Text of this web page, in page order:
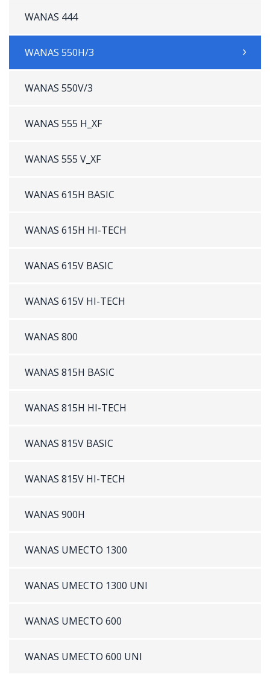
WANAS 444
WANAS 550H/3
WANAS 550V/3
WANAS 555 H_XF
WANAS 555 V_XF
WANAS 615H BASIC
WANAS 615H HI-TECH
WANAS 615V BASIC
WANAS 615V HI-TECH
WANAS 800
WANAS 815H BASIC
WANAS 815H HI-TECH
WANAS 815V BASIC
WANAS 815V HI-TECH
WANAS 900H
WANAS UMECTO 1300
WANAS UMECTO 1300 UNI
WANAS UMECTO 600
WANAS UMECTO 600 UNI